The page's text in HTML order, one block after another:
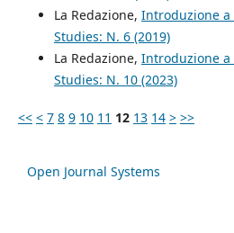
La Redazione, Introduzione a
Studies: N. 6 (2019)
La Redazione, Introduzione a
Studies: N. 10 (2023)
<< < 7 8 9 10 11 12 13 14 > >>
Open Journal Systems